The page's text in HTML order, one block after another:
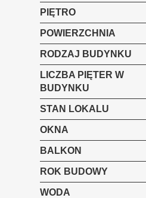
PIĘTRO
POWIERZCHNIA
RODZAJ BUDYNKU
LICZBA PIĘTER W
BUDYNKU
STAN LOKALU
OKNA
BALKON
ROK BUDOWY
WODA